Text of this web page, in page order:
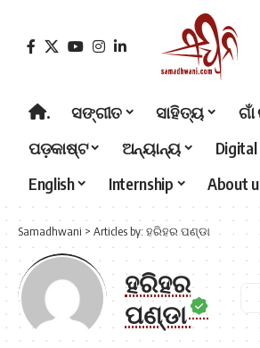
. ସଙ୍ଗୀତ ସାହିତ୍ୟ
ଗାଁ
ପଡ଼କାଷ୍ଟ
ଅନ୍ୟାନ୍ୟ
English
Internship About
Samadhwani > Articles by: ହରିହର ପଣ୍ଡା
ହରିହର
ପଣ୍ଡା